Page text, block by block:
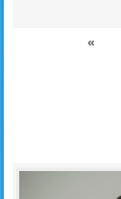
«